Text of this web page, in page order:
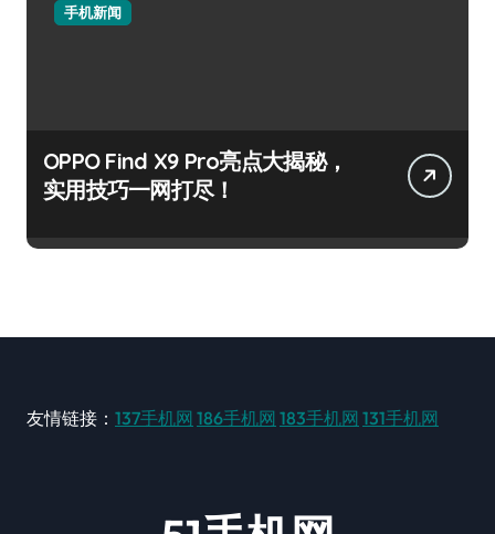
手机新闻
OPPO Find X9 Pro亮点大揭秘，
实用技巧一网打尽！
友情链接： 137手机网 186手机网 183手机网 131手机网